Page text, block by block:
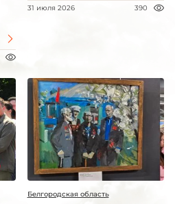
31 июля 2026 390
Белгородская область